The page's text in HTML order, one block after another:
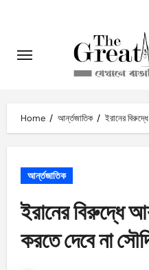
content
Home আর্ন্তজাতিক ইরানের
আর্ন্তজাতিক
ইরানের বিরুদ্ধে
করতে দেবে না